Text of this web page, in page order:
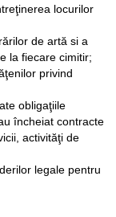
locurilor
de artă si a
la fiecare cimitir;
privind
obligaţiile
încheiat contracte
activităţi de
legale pentru